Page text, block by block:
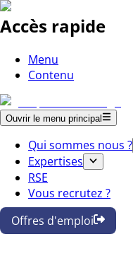
Accès rapide
Menu
Contenu
Ouvrir le menu principal
Qui sommes nous ?
Expertises
RSE
Vous recrutez ?
Offres d'emploi